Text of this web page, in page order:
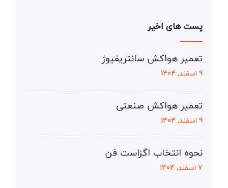
پست های اخیر
تعمیر هواکش سانتریفیوژ
9 اسفند, 1404
تعمیر هواکش صنعتی
9 اسفند, 1404
نحوه انتخاب اگزاست فن
7 اسفند, 1404